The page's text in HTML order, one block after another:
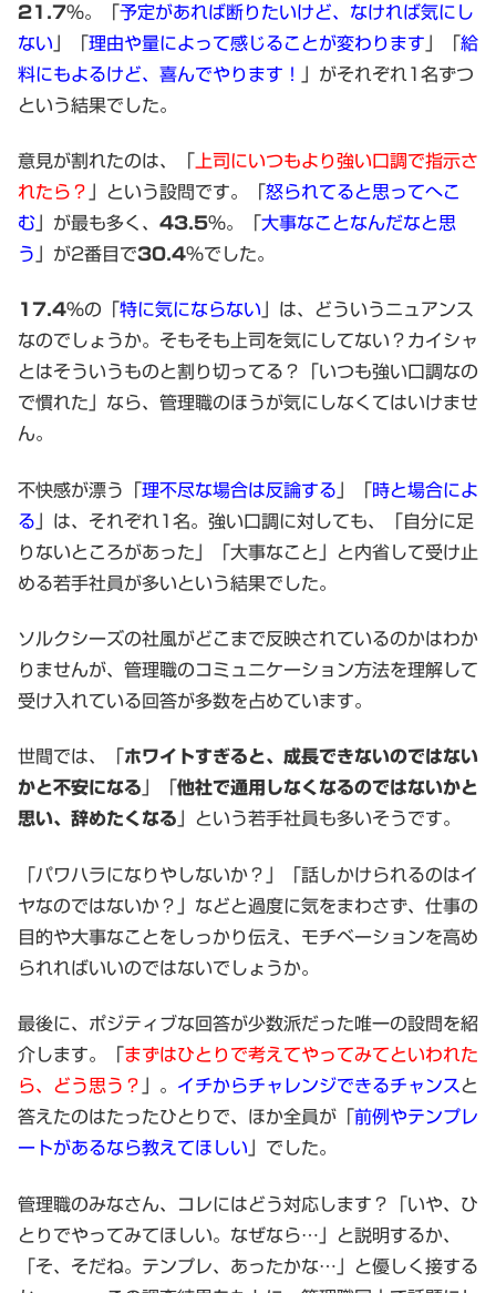
21.7%。「予定があれば断りたいけど、なければ気にし
ない 」「理由や量によって感じることが変わります 」「給
料にもよるけど、喜んでやります！
」がそれぞれ1名ずつ
という結果でした。
意見が割れたのは、「
上司にいつもより強い口調で指示さ
れたら？
」という設問です。「 怒られてると思ってへこ
む 」が最も多く、 43.5%。「 大事なことなんだなと思
う
」が2番目で30.4%でした。
17.4％の「 特に気にならない 」は、どういうニュアンス
なのでしょうか。そもそも上司を気にしてない？カイシャ
とはそういうものと割り切ってる？「いつも強い口調なの
で慣れた」なら、管理職のほうが気にしなくてはいけませ
ん。
不快感が漂う「 理不尽な場合は反論する
時と場合によ
る 」は、それぞれ1名。強い口調に対しても、「自分に足
りないところがあった」「大事なこと」と内省して受け止
める若手社員が多いという結果でした。
ソルクシーズの社風がどこまで反映されているのかはわか
りませんが、管理職のコミュニケーション方法を理解して
受け入れている回答が多数を占めています。
世間では、「 ホワイトすぎると、成長できないのではない
かと不安になる
他社で通用しなくなるのではないかと
思い、辞めたくなる 」という若手社員も多いそうです。
「パワハラになりやしないか？」「話しかけられるのはイ
ヤなのではないか？」などと過度に気をまわさず、仕事の
目的や大事なことをしっかり伝え、モチベーションを高め
られればいいのではないでしょうか。
最後に、ポジティブな回答が少数派だった唯一の設問を紹
介します。「 まずはひとりで考えてやってみてといわれた
ら、どう思う？
」。 イチからチャレンジできるチャンスと
答えたのはたったひとりで、ほか全員が「 前例やテンプレ
ートがあるなら教えてほしい 」でした。
管理職のみなさん、コレにはどう対応します？「いや、ひ
とりでやってみてほしい。なぜなら…」と説明するか、
「そ、そだね。テンプレ、あったかな…」と優しく接する